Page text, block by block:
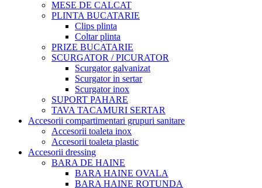
MESE DE CALCAT
PLINTA BUCATARIE
Clips plinta
Coltar plinta
PRIZE BUCATARIE
SCURGATOR / PICURATOR
Scurgator galvanizat
Scurgator in sertar
Scurgator inox
SUPORT PAHARE
TAVA TACAMURI SERTAR
Accesorii compartimentari grupuri sanitare
Accesorii toaleta inox
Accesorii toaleta plastic
Accesorii dressing
BARA DE HAINE
BARA HAINE OVALA
BARA HAINE ROTUNDA